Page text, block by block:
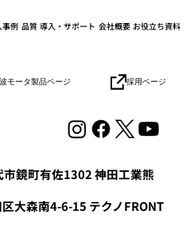
科見学を開催しました
鏡町有佐1302 神田工業熊
大森南4-6-15 テクノFRONT
事例 品質 導入・サポート 会社概要 お役立ち資料
モータ製品ページ 採用ページ